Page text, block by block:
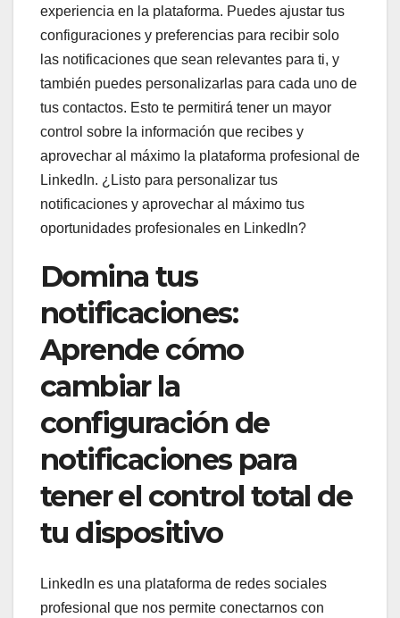
experiencia en la plataforma. Puedes ajustar tus
configuraciones y preferencias para recibir solo
las notificaciones que sean relevantes para ti, y
también puedes personalizarlas para cada uno de
tus contactos. Esto te permitirá tener un mayor
control sobre la información que recibes y
aprovechar al máximo la plataforma profesional de
LinkedIn. ¿Listo para personalizar tus
notificaciones y aprovechar al máximo tus
oportunidades profesionales en LinkedIn?
Domina tus
notificaciones:
Aprende cómo
cambiar la
configuración de
notificaciones para
tener el control total de
tu dispositivo
LinkedIn es una plataforma de redes sociales
profesional que nos permite conectarnos con